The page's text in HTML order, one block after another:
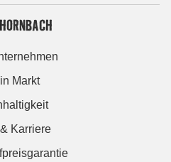
Markt
Karriere